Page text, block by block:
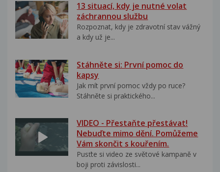
13 situací, kdy je nutné volat
záchrannou službu
Rozpoznat, kdy je zdravotní stav vážný
a kdy už je...
Stáhněte si: První pomoc do
kapsy
Jak mít první pomoc vždy po ruce?
Stáhněte si praktického...
VIDEO - Přestaňte přestávat!
Nebuďte mimo dění. Pomůžeme
Vám skončit s kouřením.
Pusťte si video ze světové kampaně v
boji proti závislosti...